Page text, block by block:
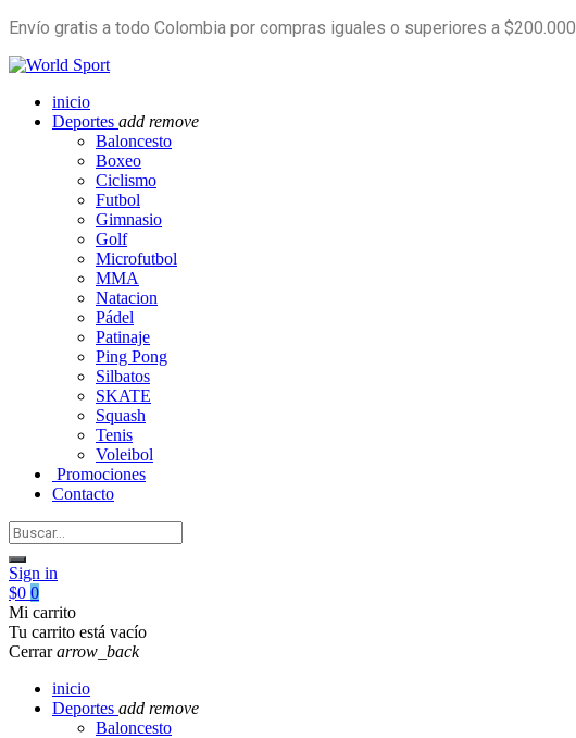
Envío gratis a todo Colombia por compras iguales o superiores a $200.000
inicio
Deportes add remove
Baloncesto
Boxeo
Ciclismo
Futbol
Gimnasio
Golf
Microfutbol
MMA
Natacion
Pádel
Patinaje
Ping Pong
Silbatos
SKATE
Squash
Tenis
Voleibol
Promociones
Contacto
Sign in
$0 0
Mi carrito
Tu carrito está vacío
Cerrararrow_back
inicio
Deportes add remove
Baloncesto